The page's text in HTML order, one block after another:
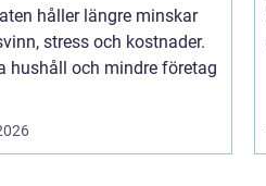
håller längre minskar
stress och kostnader.
hushåll och mindre företag